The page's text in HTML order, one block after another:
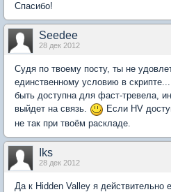
Спасибо!
Seedee
28 дек 2012
Судя по твоему посту, ты не
единственному условию в
быть доступна для фаст-тревела,
выйдет на связь.
Если HV
не так при твоём раскладе.
Iks
28 дек 2012
Да к Hidden Valley я